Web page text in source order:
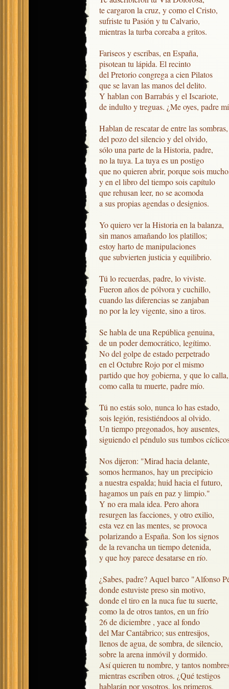
te cargaron la cruz, y como el Cristo,
sufriste tu Pasión y tu Calvario,
mientras la turba coreaba a gritos.
Fariseos y escribas, en España,
pisotean tu lápida. El recinto
del Pretorio congrega a cien Pilatos
que se lavan las manos del delito.
Y hablan con Barrabás y el Iscariote,
de indulto y treguas. ¿Me oyes, padre
Hablan de rescatar de entre las sombras,
del pozo del silencio y del olvido,
sólo una parte de la Historia, padre,
no la tuya. La tuya es un postigo
que no quieren abrir, porque sois
y en el libro del tiempo sois capítulo
que rehusan leer, no se acomoda
a sus propias agendas o designios.
Yo quiero ver la Historia en la balanza,
sin manos amañando los platillos;
estoy harto de manipulaciones
que subvierten justicia y equilibrio.
Tú lo recuerdas, padre, lo viviste.
Fueron años de pólvora y cuchillo,
cuando las diferencias se zanjaban
no por la ley vigente, sino a tiros.
Se habla de una República genuina,
de un poder democrático, legítimo.
No del golpe de estado perpetrado
en el Octubre Rojo por el mismo
partido que hoy gobierna, y que lo calla,
como calla tu muerte, padre mío.
Tú no estás solo, nunca lo has estado,
sois legión, resistiéndoos al olvido.
Un tiempo pregonados, hoy ausentes,
siguiendo el péndulo sus tumbos
Nos dijeron: "Mirad hacia delante,
somos hermanos, hay un precipicio
a nuestra espalda; huid hacia el futuro,
hagamos un país en paz y limpio."
Y no era mala idea. Pero ahora
resurgen las facciones, y otro exilio,
esta vez en las mentes, se provoca
polarizando a España. Son los signos
de la revancha un tiempo detenida,
y que hoy parece desatarse en río.
¿Sabes, padre? Aquel barco "Alfonso
donde estuviste preso sin motivo,
donde el tiro en la nuca fue tu suerte,
como la de otros tantos, en un frío
26 de diciembre , yace al fondo
del Mar Cantábrico; sus entresijos,
llenos de agua, de sombra, de silencio,
sobre la arena inmóvil y dormido.
Así quieren tu nombre, y tantos
mientras escriben otros. ¿Qué testigos
hablarán por vosotros, los primeros,